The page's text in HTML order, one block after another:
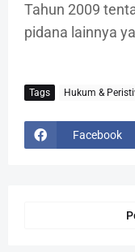
Tahun 2009
pidana lainnya
Tags Hukum &
Facebook